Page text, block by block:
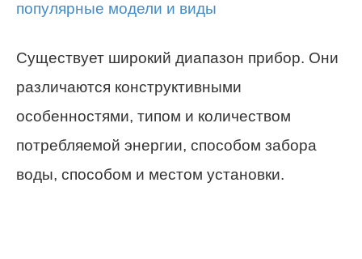
Существует широкий диапазон прибор. Они
различаются конструктивными
особенностями, типом и количеством
потребляемой энергии, способом забора
воды, способом и местом установки.